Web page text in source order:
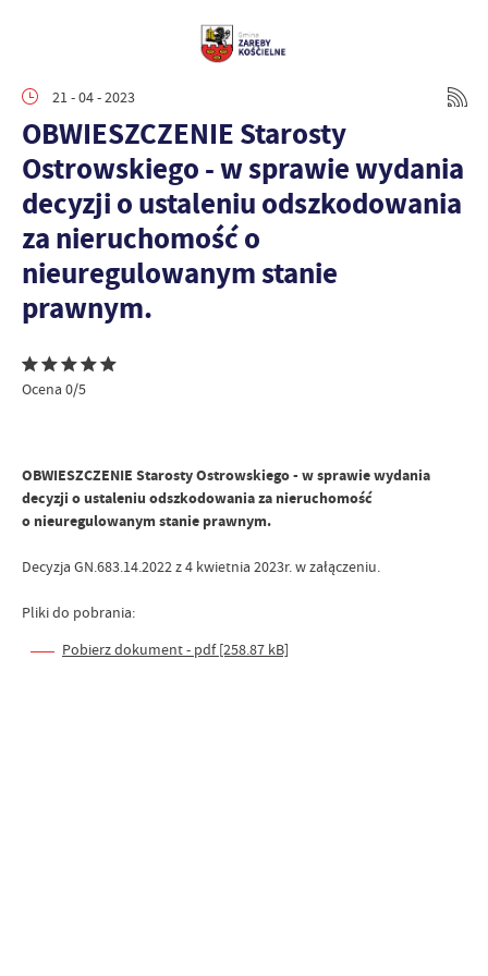
21 - 04 - 2023
OBWIESZCZENIE Starosty
Ostrowskiego - w sprawie wydania
decyzji o ustaleniu odszkodowania
za nieruchomość o
nieuregulowanym stanie
prawnym.
Ocena 0/5
OBWIESZCZENIE Starosty Ostrowskiego - w sprawie wydania
decyzji o ustaleniu odszkodowania za nieruchomość
o nieuregulowanym stanie prawnym.
Decyzja GN.683.14.2022 z 4 kwietnia 2023r. w załączeniu.
Pliki do pobrania:
Pobierz dokument - pdf [258.87 kB]